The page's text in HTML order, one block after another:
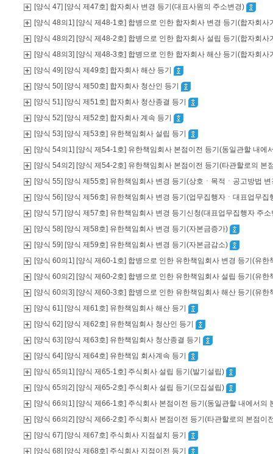
[양식 47] [양식 제47호] 합자회사 변경 등기(대표사원의 주소변경)
[양식 48의1] [양식 제48-1호] 합병으로 인한 합자회사 변경 등기(합자회
[양식 48의2] [양식 제48-2호] 합병으로 인한 합자회사 설립 등기(합자회
[양식 48의3] [양식 제48-3호] 합병으로 인한 합자회사 해산 등기(합자회
[양식 49] [양식 제49호] 합자회사 해산 등기
[양식 50] [양식 제50호] 합자회사 청산인 등기
[양식 51] [양식 제51호] 합자회사 청산종결 등기
[양식 52] [양식 제52호] 합자회사 계속 등기
[양식 53] [양식 제53호] 유한책임회사 설립 등기
[양식 54의1] [양식 제54-1호] 유한책임회사 본점이전 등기(동일관할 내에
[양식 54의2] [양식 제54-2호] 유한책임회사 본점이전 등기(타관할로의 본
[양식 55] [양식 제55호] 유한책임회사 변경 등기(상호ㆍ목적ㆍ공고방법
[양식 56] [양식 제56호] 유한책임회사 변경 등기(업무집행자ㆍ대표업무
[양식 57] [양식 제57호] 유한책임회사 변경 등기신청(대표업무집행자 주
[양식 58] [양식 제58호] 유한책임회사 변경 등기(자본금증가)
[양식 59] [양식 제59호] 유한책임회사 변경 등기(자본금감소)
[양식 60의1] [양식 제60-1호] 합병으로 인한 유한책임회사 변경 등기(유
[양식 60의2] [양식 제60-2호] 합병으로 인한 유한책임회사 설립 등기(유
[양식 60의3] [양식 제60-3호] 합병으로 인한 유한책임회사 해산 등기(유
[양식 61] [양식 제61호] 유한책임회사 해산 등기
[양식 62] [양식 제62호] 유한책임회사 청산인 등기
[양식 63] [양식 제63호] 유한책임회사 청산종결 등기
[양식 64] [양식 제64호] 유한책임 회사계속 등기
[양식 65의1] [양식 제65-1호] 주식회사 설립 등기(발기설립)
[양식 65의2] [양식 제65-2호] 주식회사 설립 등기(모집설립)
[양식 66의1] [양식 제66-1호] 주식회사 본점이전 등기(동일관할 내에서의
[양식 66의2] [양식 제66-2호] 주식회사 본점이전 등기(타관할로의 본점이
[양식 67] [양식 제67호] 주식회사 지점설치 등기
[양식 68] [양식 제68호] 주식회사 지점이전 등기